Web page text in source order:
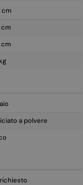
60,0 cm
45,0 cm
36,0 cm
16,0 kg
a polvere